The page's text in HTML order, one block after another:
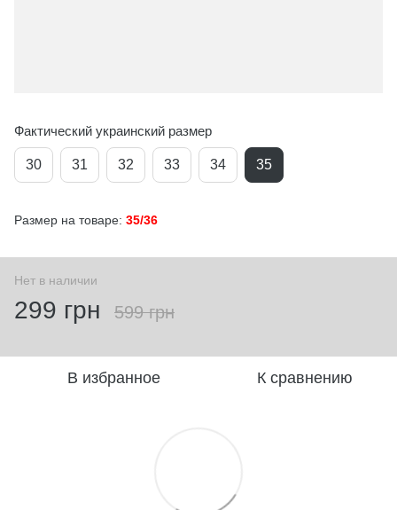
Фактический украинский размер
30 31 32 33 34 35
Размер на товаре: 35/36
Нет в наличии
299 грн 599 грн
В избранное К сравнению